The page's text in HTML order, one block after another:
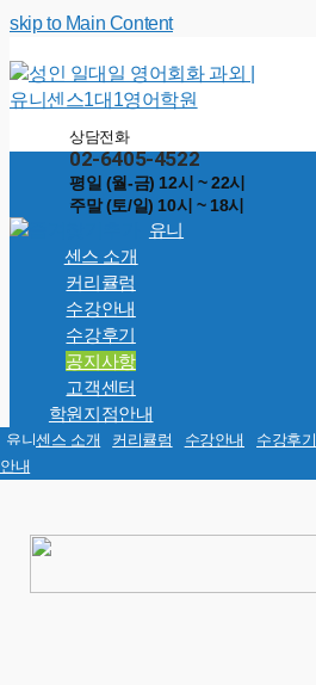
skip to Main Content
상담전화
02-6405-4522
평일 (월-금) 12시 ~ 22시
주말 (토/일) 10시 ~ 18시
유니
센스 소개
커리큘럼
수강안내
수강후기
공지사항
고객센터
학원지점안내
유니센스 소개 커리큘럼 수강안내 수강후기
안내